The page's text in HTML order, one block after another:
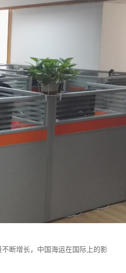
断增长，中国海运在国际上的影